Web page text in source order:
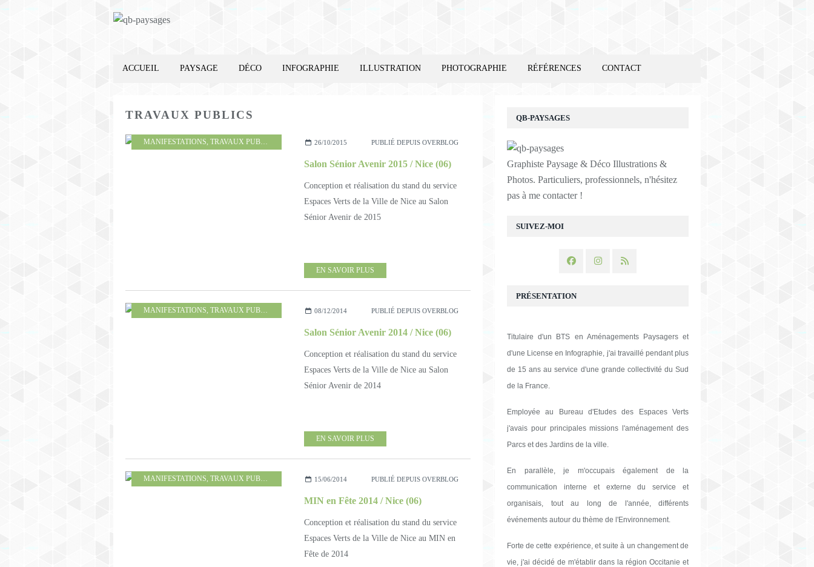
ACCUEIL PAYSAGE DÉCO INFOGRAPHIE ILLUSTRATION PHOTOGRAPHIE RÉFÉRENCES CONTACT
TRAVAUX PUBLICS
MANIFESTATIONS TRAVAUX PUBLICS INFOGRAPHIES
26/10/2015 PUBLIÉ DEPUIS OVERBLOG
Salon Sénior Avenir 2015 / Nice (06)
Conception et réalisation du stand du service
Espaces Verts de la Ville de Nice au Salon
Sénior Avenir de 2015
EN SAVOIR PLUS
MANIFESTATIONS TRAVAUX PUBLICS INFOGRAPHIES
08/12/2014 PUBLIÉ DEPUIS OVERBLOG
Salon Sénior Avenir 2014 / Nice (06)
Conception et réalisation du stand du service
Espaces Verts de la Ville de Nice au Salon
Sénior Avenir de 2014
EN SAVOIR PLUS
MANIFESTATIONS TRAVAUX PUBLICS 15/06/2014 PUBLIÉ DEPUIS OVERBLOG
MIN en Fête 2014 / Nice (06)
Conception et réalisation du stand du service
Espaces Verts de la Ville de Nice au MIN en
Fête de 2014
SUIVEZ-MOI
QB-PAYSAGES
Graphiste Paysage & Déco Illustrations &
Photos. Particuliers, professionnels, n'hésitez
pas à me contacter !
PRÉSENTATION
Titulaire d'un BTS en Aménagements Paysagers et
d'une License en Infographie, j'ai travaillé pendant plus
de 15 ans au service d'une grande collectivité du Sud
de la France.
Employée au Bureau d'Etudes des Espaces Verts
j'avais pour principales missions l'aménagement des
Parcs et des Jardins de la ville.
En parallèle, je m'occupais également de la
communication interne et externe du service et
organisais, tout au long de l'année, différents
événements autour du thème de l'Environnement.
Forte de cette expérience, et suite à un changement de
vie, j'ai décidé de m'établir dans la région Occitanie et